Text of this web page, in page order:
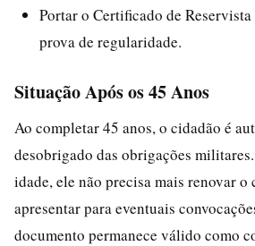
Portar o Certificado de
prova de regularidade.
Situação Após os 45 Anos
Ao completar 45 anos, o cidadão é
desobrigado das obrigações
idade, ele não precisa mais renovar o
apresentar para eventuais
documento permanece válido como